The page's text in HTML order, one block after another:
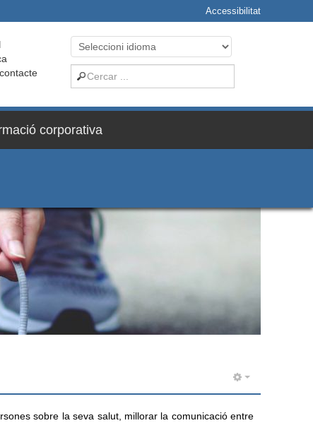
Accessibilitat
corporativa
sobre la seva salut, millorar la comunicació entre